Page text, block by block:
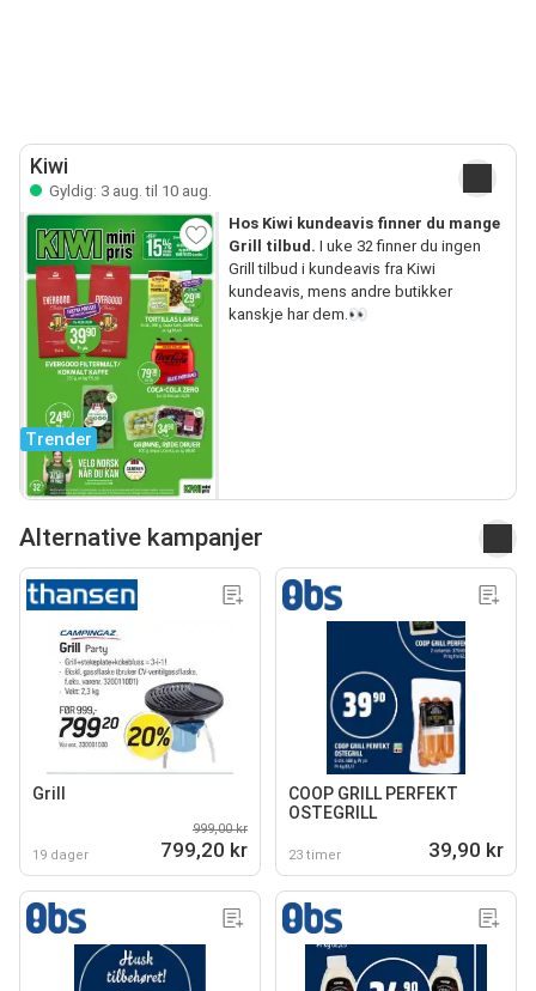
Kiwi
Gyldig: 3 aug. til 10 aug.
Trender
Hos Kiwi kundeavis finner du mange
Grill tilbud. I uke 32 finner du ingen
Grill tilbud i kundeavis fra Kiwi
kundeavis, mens andre butikker
kanskje har dem.👀
Alternative kampanjer
Grill
19 dager
999,00 kr
799,20 kr
COOP GRILL PERFEKT
OSTEGRILL
23 timer 39,90 kr